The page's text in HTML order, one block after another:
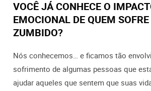
VOCÊ JÁ CONHECE O
EMOCIONAL DE QUEM
ZUMBIDO?
Nós conhecemos… e ficamos tão
sofrimento de algumas pessoas que
ajudar aqueles que sentem que suas